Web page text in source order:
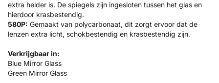
extra helder is. De spiegels zijn ingesloten tussen het glas en
hierdoor krasbestendig.
580P: Gemaakt van polycarbonaat, dit zorgt ervoor dat de
lenzen extra licht, schokbestendig en krasbestendig zijn.
Verkrijgbaar in:
Blue Mirror Glass
Green Mirror Glass